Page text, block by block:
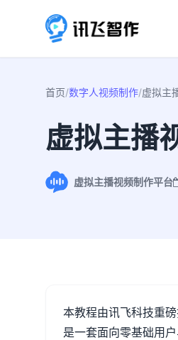
首页/数字人视频制作/虚拟主
虚拟主播
虚拟主播视频制作平台
本教程由讯飞科技重
是一套面向零基础用